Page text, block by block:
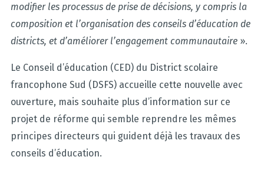
modifier les processus de prise de décisions, y compris la
composition et l’organisation des conseils d’éducation de
districts, et d’améliorer l’engagement communautaire».
Le Conseil d’éducation (CED) du District scolaire
francophone Sud (DSFS) accueille cette nouvelle avec
ouverture, mais souhaite plus d’information sur ce
projet de réforme qui semble reprendre les mêmes
principes directeurs qui guident déjà les travaux des
conseils d’éducation.